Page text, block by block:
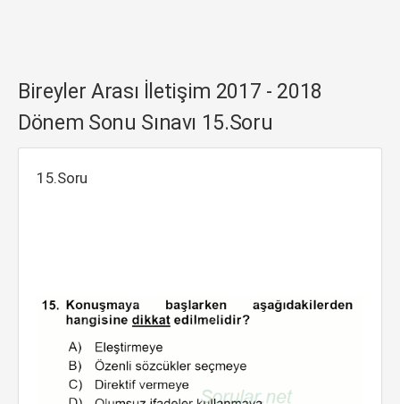
Bireyler Arası İletişim 2017 - 2018
Dönem Sonu Sınavı 15.Soru
15.Soru